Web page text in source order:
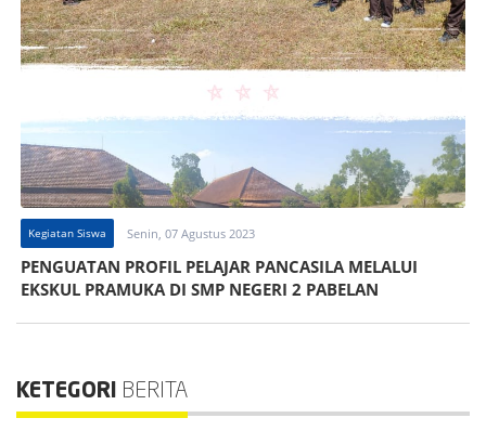
Kegiatan Siswa Senin, 07 Agustus 2023
PENGUATAN PROFIL PELAJAR PANCASILA MELALUI
EKSKUL PRAMUKA DI SMP NEGERI 2 PABELAN
KETEGORI BERITA